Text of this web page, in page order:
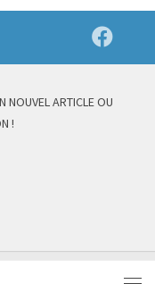
NOUVEL ARTICLE OU
!